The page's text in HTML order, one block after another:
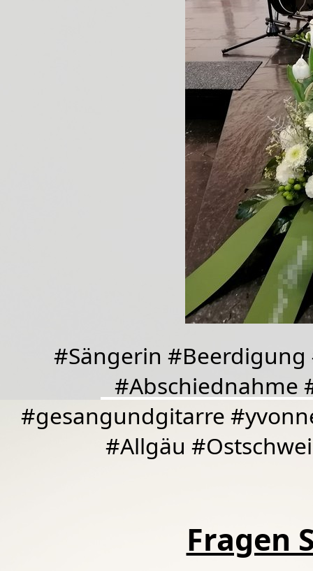
#Sängerin
#Abschiednahme
#gesangundgitarre
#Allgäu
Fragen